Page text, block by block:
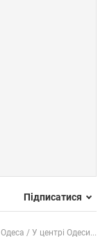
Підписатися
Одеса У центрі Одеси...